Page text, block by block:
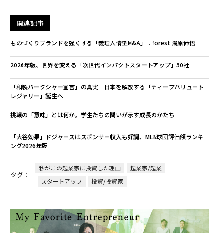
関連記事
ものづくりブランドを強くする「義理人情型M&A」：forest 湯原伸悟
2026年版、世界を変える「次世代インパクトスタートアップ」30社
「和製バークシャー宣言」の真実 日本を解放する「ディープバリュート
レジャリー」誕生へ
挑戦の「意味」とは何か。学生たちの問いが示す成長のかたち
「大谷効果」ドジャースはスポンサー収入も好調、MLB球団評価額ランキ
ング2026年版
タグ：
私がこの起業家に投資した理由
起業家/起業
スタートアップ
投資/投資家